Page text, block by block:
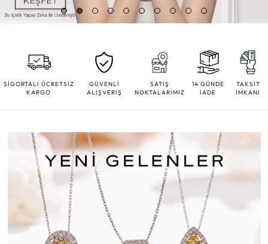
SİGORTALI ÜCRETSİZ
KARGO
GÜVENLİ
ALIŞVERİŞ
SATIŞ
NOKTALARIMIZ
14 GÜNDE
İADE
TAKSİT
İMKANI